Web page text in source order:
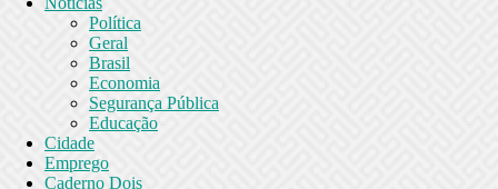
Política
Geral
Brasil
Economia
Segurança Pública
Educação
Cidade
Emprego
Caderno Dois